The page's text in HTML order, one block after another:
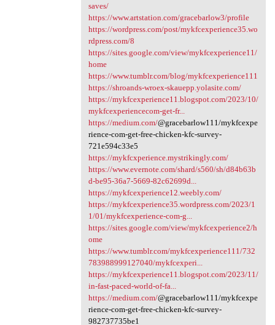
saves/
https://www.artstation.com/gracebarlow3/profile
https://wordpress.com/post/mykfcexperience35.wo
rdpress.com/8
https://sites.google.com/view/mykfcexperience11/
home
https://www.tumblr.com/blog/mykfcexperience111
https://shroands-wroex-skauepp.yolasite.com/
https://mykfcexperience11.blogspot.com/2023/10/
mykfcexperiencecom-get-fr...
https://medium.com/@gracebarlow111/mykfcexpe
rience-com-get-free-chicken-kfc-survey-
721e594c33e5
https://mykfcxperience.mystrikingly.com/
https://www.evernote.com/shard/s560/sh/d84b63b
d-be95-36a7-5669-82c62699d...
https://mykfcexperience12.weebly.com/
https://mykfcexperience35.wordpress.com/2023/1
1/01/mykfcexperience-com-g...
https://sites.google.com/view/mykfcexperience2/h
ome
https://www.tumblr.com/mykfcexperience111/732
783988999127040/mykfcexperi...
https://mykfcexperience11.blogspot.com/2023/11/
in-fast-paced-world-of-fa...
https://medium.com/@gracebarlow111/mykfcexpe
rience-com-get-free-chicken-kfc-survey-
982737735be1